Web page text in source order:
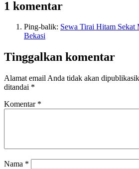
1 komentar
Ping-balik: Sewa Tirai Hitam Sekat
Bekasi
Tinggalkan komentar
Alamat email Anda tidak akan
ditandai *
Komentar *
Nama *